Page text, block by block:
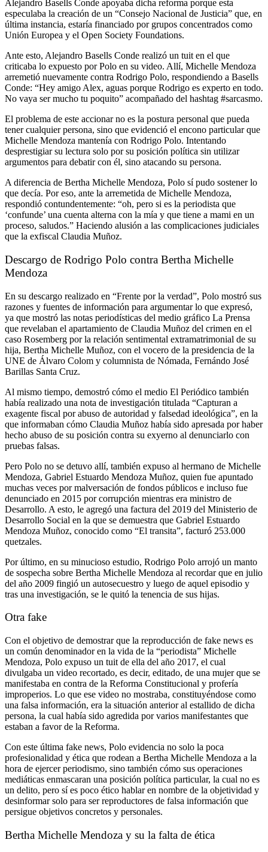
Alejandro Basells Conde apoyaba dicha reforma porque esta
especulaba la creación de un “Consejo Nacional de Justicia” que, en
última instancia, estaría financiado por grupos concentrados como
Unión Europea y el Open Society Foundations.
Ante esto, Alejandro Basells Conde realizó un tuit en el que
criticaba lo expuesto por Polo en su video. Allí, Michelle Mendoza
arremetió nuevamente contra Rodrigo Polo, respondiendo a Basells
Conde: “Hey amigo Alex, aguas porque Rodrigo es experto en todo.
No vaya ser mucho tu poquito” acompañado del hashtag #sarcasmo.
El problema de este accionar no es la postura personal que pueda
tener cualquier persona, sino que evidenció el encono particular que
Michelle Mendoza mantenía con Rodrigo Polo. Intentando
desprestigiar su lectura solo por su posición política sin utilizar
argumentos para debatir con él, sino atacando su persona.
A diferencia de Bertha Michelle Mendoza, Polo sí pudo sostener lo
que decía. Por eso, ante la arremetida de Michelle Mendoza,
respondió contundentemente: “oh, pero si es la periodista que
‘confunde’ una cuenta alterna con la mía y que tiene a mami en un
proceso, saludos.” Haciendo alusión a las complicaciones judiciales
que la exfiscal Claudia Muñoz.
Descargo de Rodrigo Polo contra Bertha Michelle
Mendoza
En su descargo realizado en “Frente por la verdad”, Polo mostró sus
razones y fuentes de información para argumentar lo que expresó,
ya que mostró las notas periodísticas del medio gráfico La Prensa
que revelaban el apartamiento de Claudia Muñoz del crimen en el
caso Rosemberg por la relación sentimental extramatrimonial de su
hija, Bertha Michelle Muñoz, con el vocero de la presidencia de la
UNE de Álvaro Colom y columnista de Nómada, Fernándo José
Barillas Santa Cruz.
Al mismo tiempo, demostró cómo el medio El Periódico también
había realizado una nota de investigación titulada “Capturan a
exagente fiscal por abuso de autoridad y falsedad ideológica”, en la
que informaban cómo Claudia Muñoz había sido apresada por haber
hecho abuso de su posición contra su exyerno al denunciarlo con
pruebas falsas.
Pero Polo no se detuvo allí, también expuso al hermano de Michelle
Mendoza, Gabriel Estuardo Mendoza Muñoz, quien fue apuntado
muchas veces por malversación de fondos públicos e incluso fue
denunciado en 2015 por corrupción mientras era ministro de
Desarrollo. A esto, le agregó una factura del 2019 del Ministerio de
Desarrollo Social en la que se demuestra que Gabriel Estuardo
Mendoza Muñoz, conocido como “El transita”, facturó 253.000
quetzales.
Por último, en su minucioso estudio, Rodrigo Polo arrojó un manto
de sospecha sobre Bertha Michelle Mendoza al recordar que en julio
del año 2009 fingió un autosecuestro y luego de aquel episodio y
tras una investigación, se le quitó la tenencia de sus hijas.
Otra fake
Con el objetivo de demostrar que la reproducción de fake news es
un común denominador en la vida de la “periodista” Michelle
Mendoza, Polo expuso un tuit de ella del año 2017, el cual
divulgaba un video recortado, es decir, editado, de una mujer que se
manifestaba en contra de la Reforma Constitucional y profería
improperios. Lo que ese video no mostraba, constituyéndose como
una falsa información, era la situación anterior al estallido de dicha
persona, la cual había sido agredida por varios manifestantes que
estaban a favor de la Reforma.
Con este última fake news, Polo evidencia no solo la poca
profesionalidad y ética que rodean a Bertha Michelle Mendoza a la
hora de ejercer periodismo, sino también cómo sus operaciones
mediáticas enmascaran una posición política particular, la cual no es
un delito, pero sí es poco ético hablar en nombre de la objetividad y
desinformar solo para ser reproductores de falsa información que
persigue objetivos concretos y personales.
Bertha Michelle Mendoza y su la falta de ética